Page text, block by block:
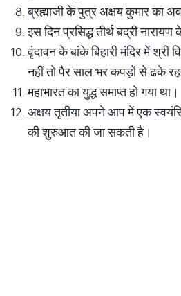
ब्रह्माजी के पुत्र अक्षय कुमार का
इस दिन प्रसिद्ध तीर्थ बद्री
वृंदावन के बांके बिहारी मंदिर में
नहीं तो पैर साल भर कपड़ों से ढके
महाभारत का युद्ध समाप्त हो गया था।
अक्षय तृतीया अपने आप में एक
की शुरुआत की जा सकती है।